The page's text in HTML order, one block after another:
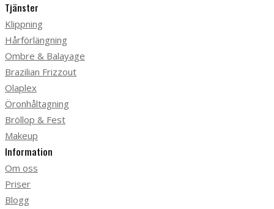
Tjänster
Klippning
Hårförlängning
Ombre & Balayage
Brazilian Frizzout
Olaplex
Öronhåltagning
Bröllop & Fest
Makeup
Information
Om oss
Priser
Blogg